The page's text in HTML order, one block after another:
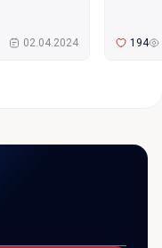
02.04.2024 194